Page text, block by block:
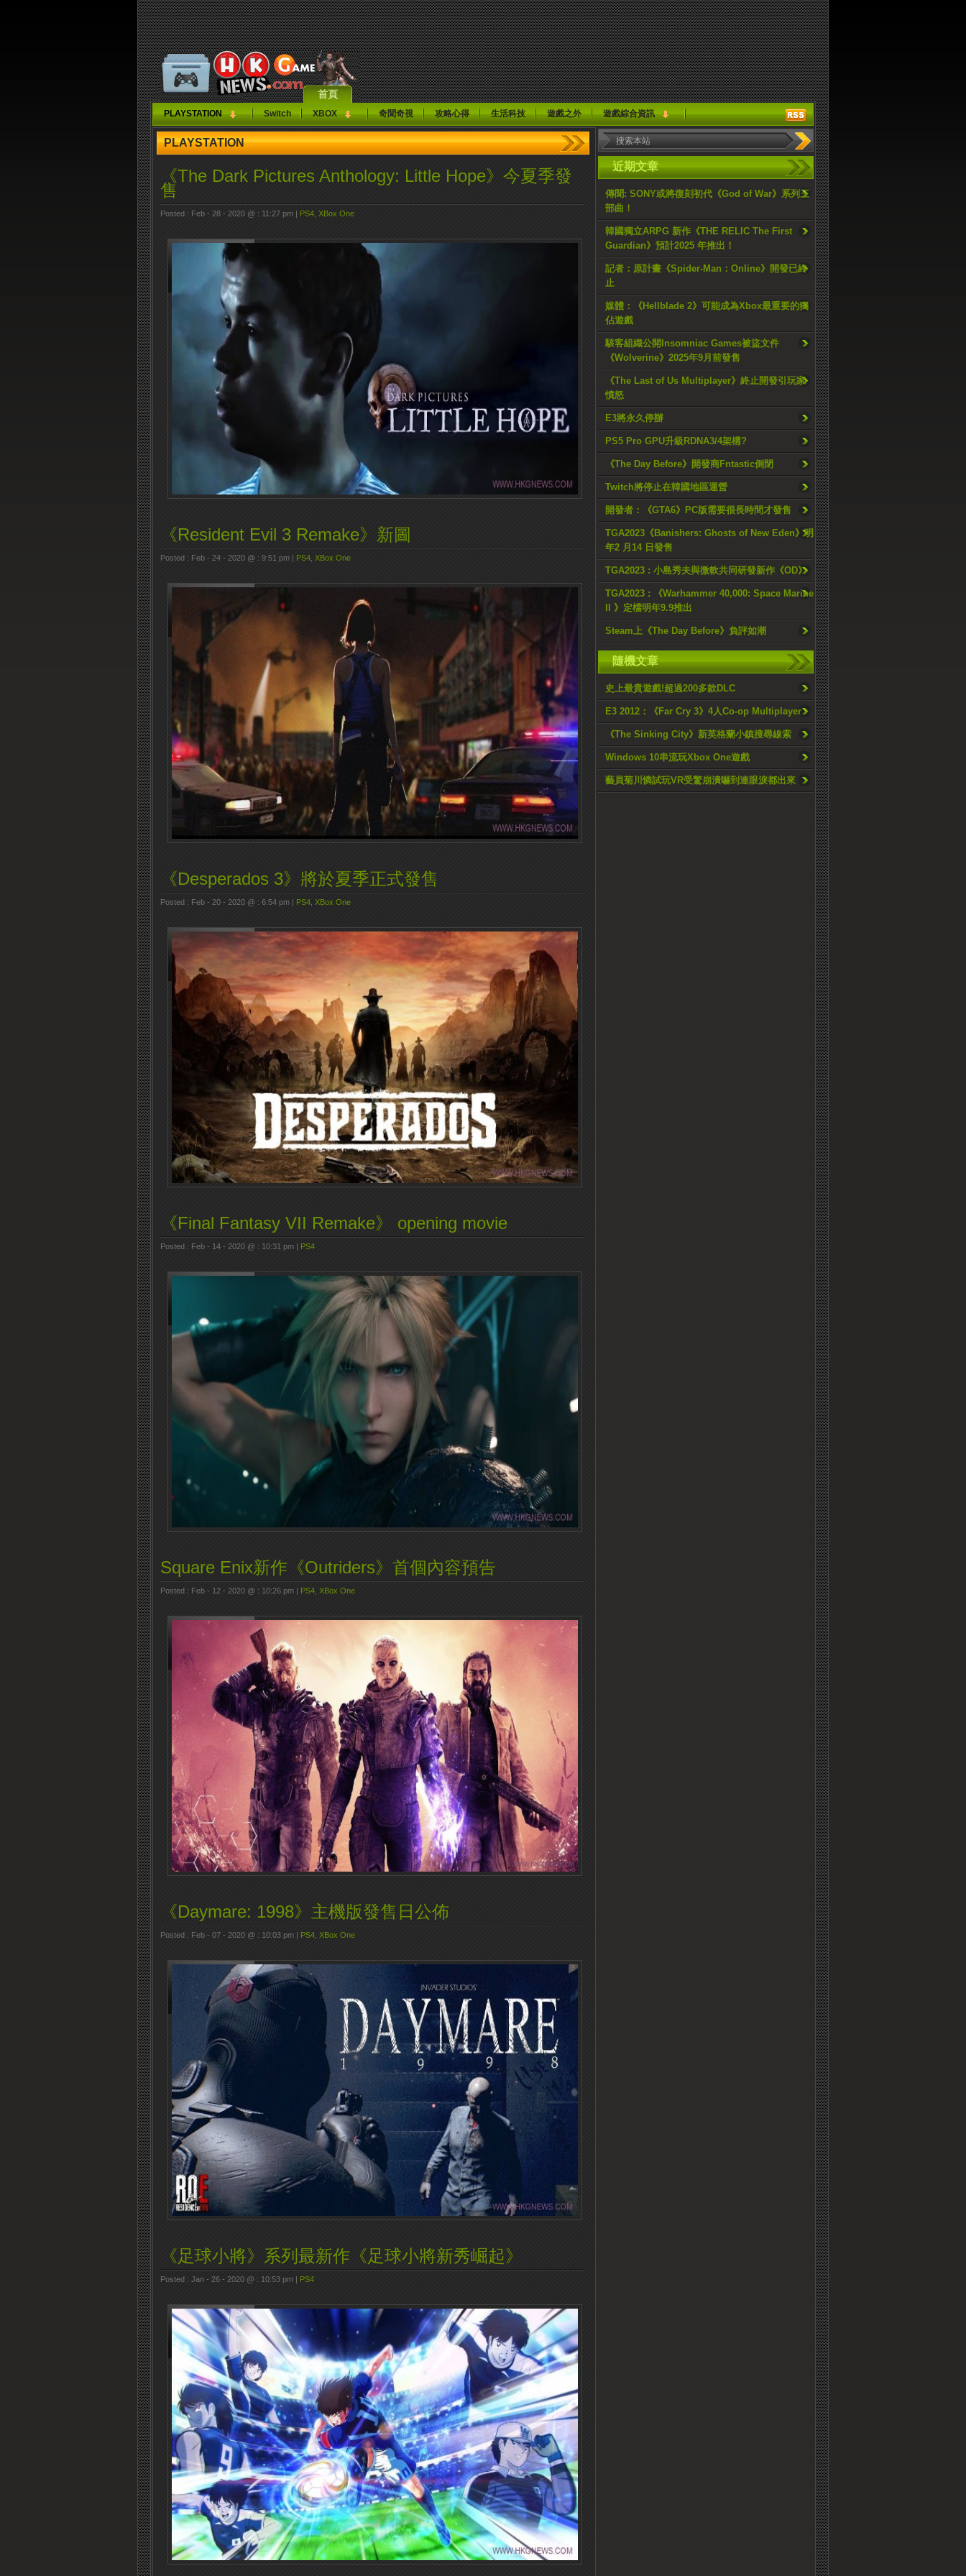
首頁
PLAYSTATION Switch XBOX 奇聞奇視 攻略心得 生活科技 遊戲之外 遊戲綜合資訊
近期文章
傳聞: SONY或將復刻初代《God of War》系列三
部曲！
韓國獨立ARPG 新作《THE RELIC The First
Guardian》預計2025 年推出！
記者：原計畫《Spider-Man：Online》開發已終
止
媒體：《Hellblade 2》可能成為Xbox最重要的獨
佔遊戲
駭客組織公開Insomniac Games被盜文件
《Wolverine》2025年9月前發售
《The Last of Us Multiplayer》終止開發引玩家
憤怒
E3將永久停辦
PS5 Pro GPU升級RDNA3/4架構?
《The Day Before》開發商Fntastic倒閉
Twitch將停止在韓國地區運營
開發者：《GTA6》PC版需要很長時間才發售
TGA2023《Banishers: Ghosts of New Eden》明
年2 月14 日發售
TGA2023 : 小島秀夫與微軟共同研發新作《OD》
TGA2023 : 《Warhammer 40,000: Space Marine
II 》定檔明年9.9推出
Steam上《The Day Before》負評如潮
隨機文章
史上最貴遊戲!超過200多款DLC
E3 2012：《Far Cry 3》4人Co-op Multiplayer
《The Sinking City》新英格蘭小鎮搜尋線索
Windows 10串流玩Xbox One遊戲
藝員菊川憐試玩VR受驚崩潰嚇到連眼淚都出來
PLAYSTATION
《The Dark Pictures Anthology: Little Hope》今夏季發
售
Posted : Feb - 28 - 2020 @ : 11:27 pm | PS4 XBox One
《Resident Evil 3 Remake》新圖
Posted : Feb - 24 - 2020 @ : 9:51 pm | PS4 XBox One
《Desperados 3》將於夏季正式發售
Posted : Feb - 20 - 2020 @ : 6:54 pm | PS4 XBox One
《Final Fantasy VII Remake》 opening movie
Posted : Feb - 14 - 2020 @ : 10:31 pm | PS4
Square Enix新作《Outriders》首個內容預告
Posted : Feb - 12 - 2020 @ : 10:26 pm | PS4 XBox One
《Daymare: 1998》主機版發售日公佈
Posted : Feb - 07 - 2020 @ : 10:03 pm | PS4 XBox One
《足球小將》系列最新作《足球小將新秀崛起》
Posted : Jan - 26 - 2020 @ : 10:53 pm | PS4